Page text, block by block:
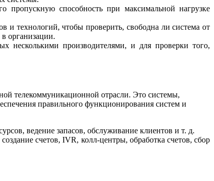
пропускную способность при максимальной нагрузке
и технологий, чтобы проверить, свободна ли система от
организации.
несколькими производителями, и для проверки того,
телекоммуникационной отрасли. Это системы,
правильного функционирования систем и
ведение запасов, обслуживание клиентов и т. д.
счетов, IVR, колл-центры, обработка счетов, сбор